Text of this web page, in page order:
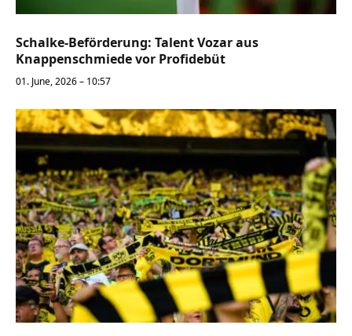
Schalke-Beförderung: Talent Vozar aus
Knappenschmiede vor Profidebüt
01. June, 2026 – 10:57